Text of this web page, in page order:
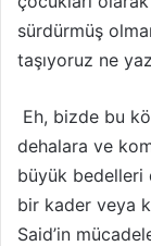
sürdürmüş
taşıyoruz ne
Eh, bizde bu
dehalara ve
büyük bedelleri
bir kader veya
Said’in